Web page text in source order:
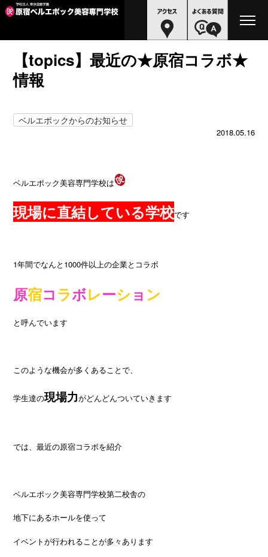
【topics】最近の★原宿コラボ★
情報
ベルエポックからのお知らせ
2018.05.16
ベルエポック美容専門学校は
現場に直結している学校です
1年間でなんと1000件以上の企業とコラボ
原宿コラボレーショ ン
と呼んでいます
このような機会が多くあることで、
学生達の現場力がどんどんついていきます
では、最近の原宿コラボを紹介
ベルエポック美容専門学校第二校舎の
地下にあるホールを使って
イベントが行われることが多々あります